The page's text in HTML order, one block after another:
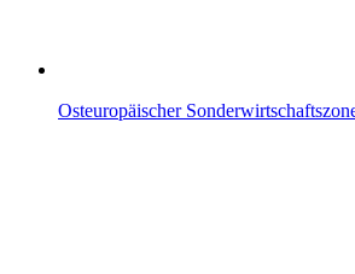
Osteuropäischer